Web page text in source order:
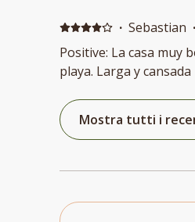
escaleras, lo cual es un impedimento si vas
tiene unas vistas
ninguna seguridad si
· Sebastian ·
Positive: La casa muy
playa. Larga y cansada
Mostra tutti i